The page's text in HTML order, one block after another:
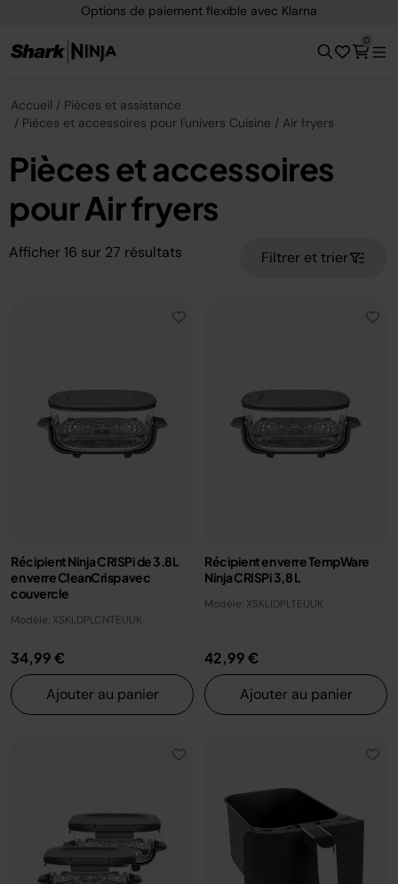
Options de paiement flexible avec Klarna
0
Accueil
Pièces et assistance
Pièces et accessoires pour l'univers Cuisine
Air fryers
Pièces et accessoires
pour Air fryers
Afficher 16 sur 27 résultats Filtrer et trier
Récipient Ninja CRISPi de 3.8L
en verre CleanCrisp avec
couvercle
Modèle: XSKLDPLCNTEUUK
34,99 €
Ajouter au panier
Récipient en verre TempWare
Ninja CRISPi 3,8 L
Modèle: XSKLIDPLTEUUK
42,99 €
Ajouter au panier